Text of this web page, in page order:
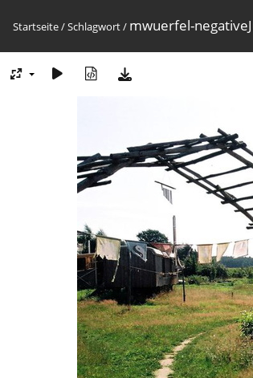
Startseite/Schlagwort/ mwuerfel-